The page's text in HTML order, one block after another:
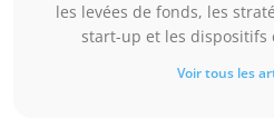
les levées de fonds, les
start-up et les dispositifs
Voir tous les